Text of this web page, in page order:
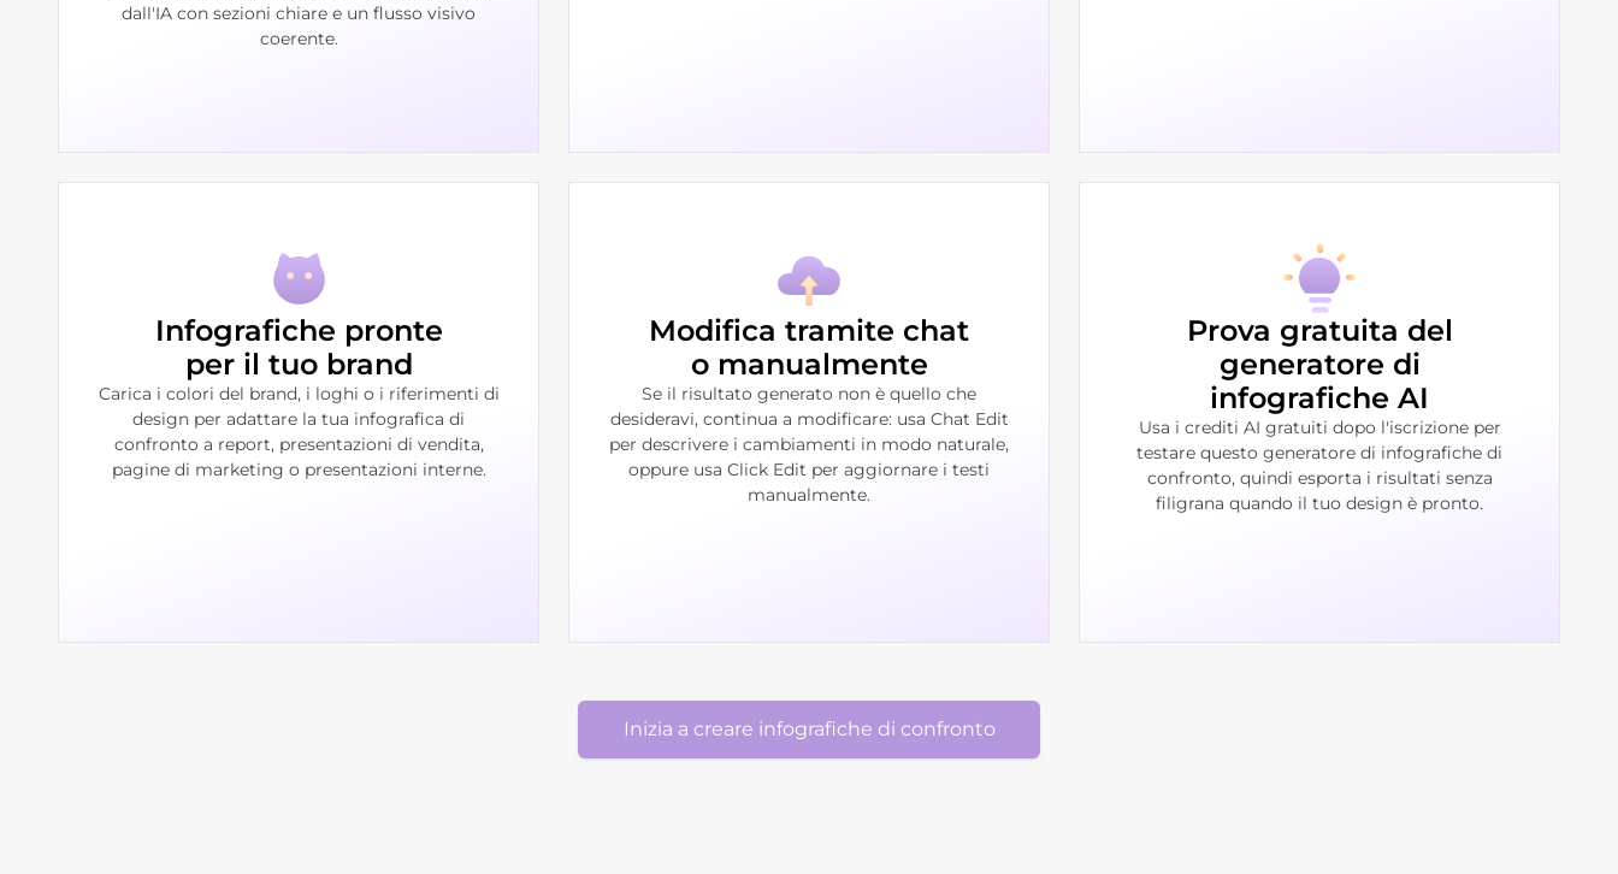
dall'IA con sezioni chiare e un flusso visivo
coerente.
Infografiche pronte
per il tuo brand
Carica i colori del brand, i loghi o i riferimenti di
design per adattare la tua infografica di
confronto a report, presentazioni di vendita,
pagine di marketing o presentazioni interne.
Modifica tramite chat
o manualmente
Se il risultato generato non è quello che
desideravi, continua a modificare: usa Chat Edit
per descrivere i cambiamenti in modo naturale,
oppure usa Click Edit per aggiornare i testi
manualmente.
Prova gratuita del
generatore di
infografiche AI
Usa i crediti AI gratuiti dopo l'iscrizione per
testare questo generatore di infografiche di
confronto, quindi esporta i risultati senza
filigrana quando il tuo design è pronto.
Inizia a creare infografiche di confronto